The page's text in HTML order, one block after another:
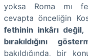
yoksa Roma mı
cevapta önceliğin
fethinin inkârı değil,
bırakıldığını
bakıldığında, bir